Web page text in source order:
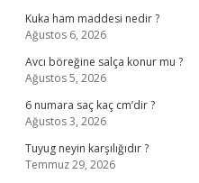
Kuka ham maddesi nedir ?
Ağustos 6, 2026
Avcı böreğine salça konur mu ?
Ağustos 5, 2026
6 numara saç kaç cm’dir ?
Ağustos 3, 2026
Tuyug neyin karşılığıdır ?
Temmuz 29, 2026